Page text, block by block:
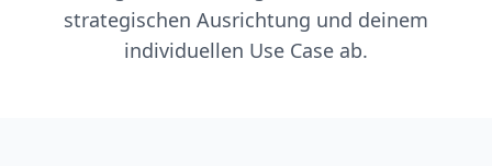
strategischen Ausrichtung und deinem
individuellen Use Case ab.